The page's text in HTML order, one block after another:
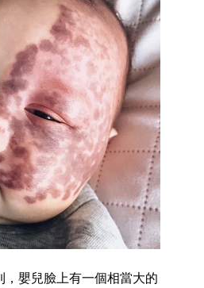
，嬰兒臉上有一個相當大的